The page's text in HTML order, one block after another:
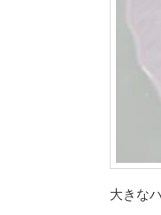
大きな